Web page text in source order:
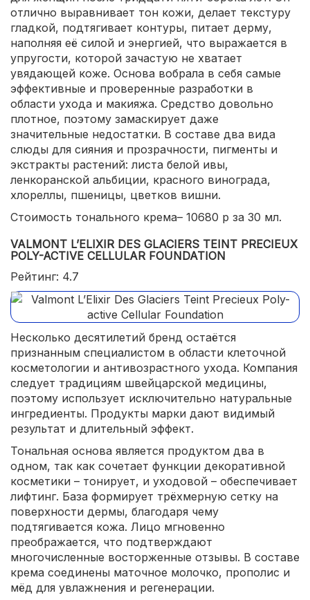
отлично выравнивает тон кожи, делает текстуру
гладкой, подтягивает контуры, питает дерму,
наполняя её силой и энергией, что выражается в
упругости, которой зачастую не хватает
увядающей коже. Основа вобрала в себя самые
эффективные и проверенные разработки в
области ухода и макияжа. Средство довольно
плотное, поэтому замаскирует даже
значительные недостатки. В составе два вида
слюды для сияния и прозрачности, пигменты и
экстракты растений: листа белой ивы,
ленкоранской альбиции, красного винограда,
хлореллы, пшеницы, цветков вишни.
Стоимость тонального крема– 10680 р за 30 мл.
VALMONT L’ELIXIR DES GLACIERS TEINT PRECIEUX
POLY-ACTIVE CELLULAR FOUNDATION
Рейтинг: 4.7
Несколько десятилетий бренд остаётся
признанным специалистом в области клеточной
косметологии и антивозрастного ухода. Компания
следует традициям швейцарской медицины,
поэтому использует исключительно натуральные
ингредиенты. Продукты марки дают видимый
результат и длительный эффект.
Тональная основа является продуктом два в
одном, так как сочетает функции декоративной
косметики – тонирует, и уходовой – обеспечивает
лифтинг. База формирует трёхмерную сетку на
поверхности дермы, благодаря чему
подтягивается кожа. Лицо мгновенно
преображается, что подтверждают
многочисленные восторженные отзывы. В составе
крема соединены маточное молочко, прополис и
мёд для увлажнения и регенерации.